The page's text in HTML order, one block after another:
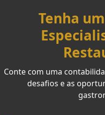
Tenha
Conte com uma
desafios e as